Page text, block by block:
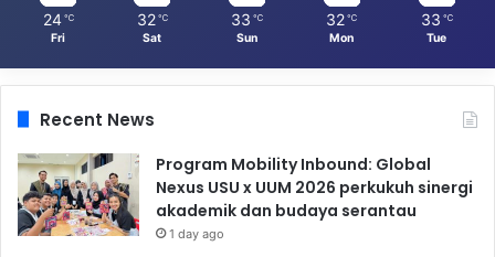
24 ℃
Fri
32 ℃
Sat
33 ℃
Sun
32 ℃
Mon
33 ℃
Tue
Recent News
Program Mobility Inbound: Global
Nexus USU x UUM 2026 perkukuh sinergi
akademik dan budaya serantau
1 day ago